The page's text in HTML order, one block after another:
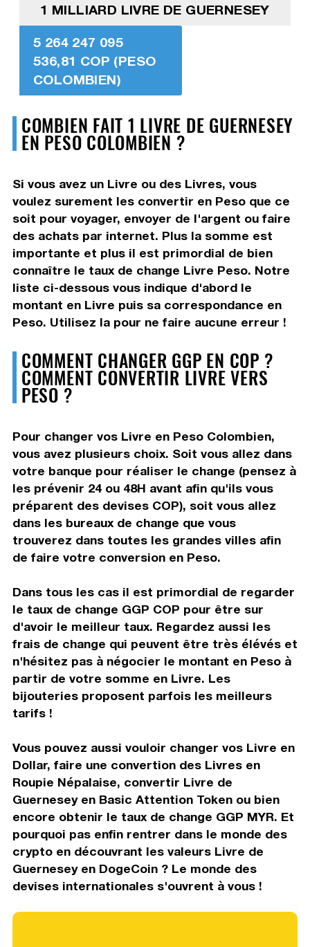
1 MILLIARD LIVRE DE GUERNESEY
5 264 247 095
536,81 COP (PESO
COLOMBIEN)
COMBIEN FAIT 1 LIVRE DE GUERNESEY
EN PESO COLOMBIEN ?
Si vous avez un Livre ou des Livres, vous
voulez surement les convertir en Peso que ce
soit pour voyager, envoyer de l'argent ou faire
des achats par internet. Plus la somme est
importante et plus il est primordial de bien
connaître le taux de change Livre Peso. Notre
liste ci-dessous vous indique d'abord le
montant en Livre puis sa correspondance en
Peso. Utilisez la pour ne faire aucune erreur !
COMMENT CHANGER GGP EN COP ?
COMMENT CONVERTIR LIVRE VERS
PESO ?
Pour changer vos Livre en Peso Colombien,
vous avez plusieurs choix. Soit vous allez dans
votre banque pour réaliser le change (pensez à
les prévenir 24 ou 48H avant afin qu'ils vous
préparent des devises COP), soit vous allez
dans les bureaux de change que vous
trouverez dans toutes les grandes villes afin
de faire votre conversion en Peso.
Dans tous les cas il est primordial de regarder
le taux de change GGP COP pour être sur
d'avoir le meilleur taux. Regardez aussi les
frais de change qui peuvent être très élévés et
n'hésitez pas à négocier le montant en Peso à
partir de votre somme en Livre. Les
bijouteries proposent parfois les meilleurs
tarifs !
Vous pouvez aussi vouloir changer vos Livre en
Dollar, faire une convertion des Livres en
Roupie Népalaise, convertir Livre de
Guernesey en Basic Attention Token ou bien
encore obtenir le taux de change GGP MYR. Et
pourquoi pas enfin rentrer dans le monde des
crypto en découvrant les valeurs Livre de
Guernesey en DogeCoin ? Le monde des
devises internationales s'ouvrent à vous !